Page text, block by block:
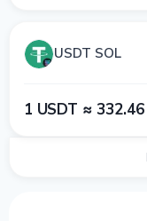
USDT SOL
1 USDT ≈